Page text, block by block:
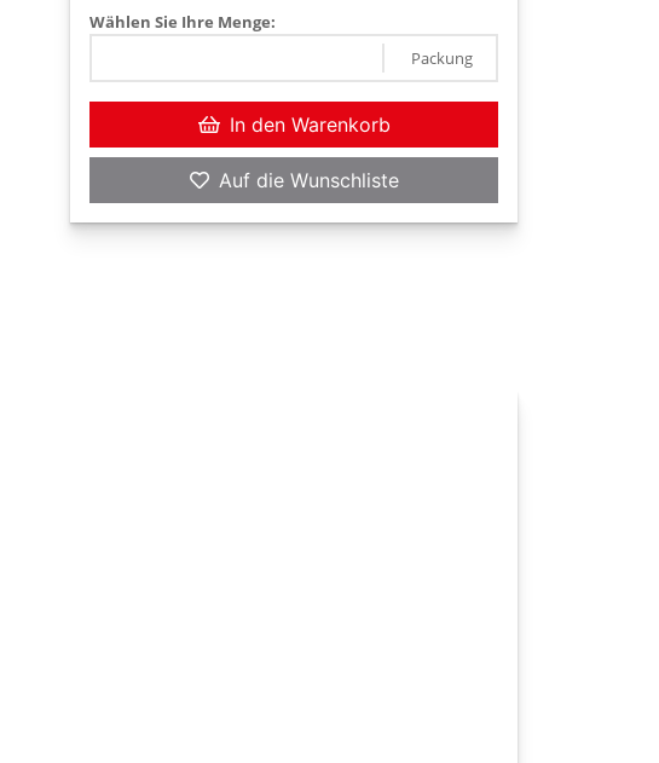
Wählen Sie Ihre Menge:
Packung
In den Warenkorb
Auf die Wunschliste